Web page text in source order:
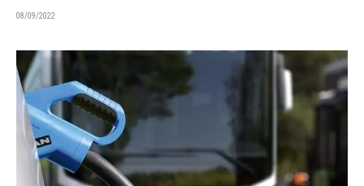
08/09/2022